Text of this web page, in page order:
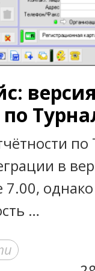
по
в
однако
…